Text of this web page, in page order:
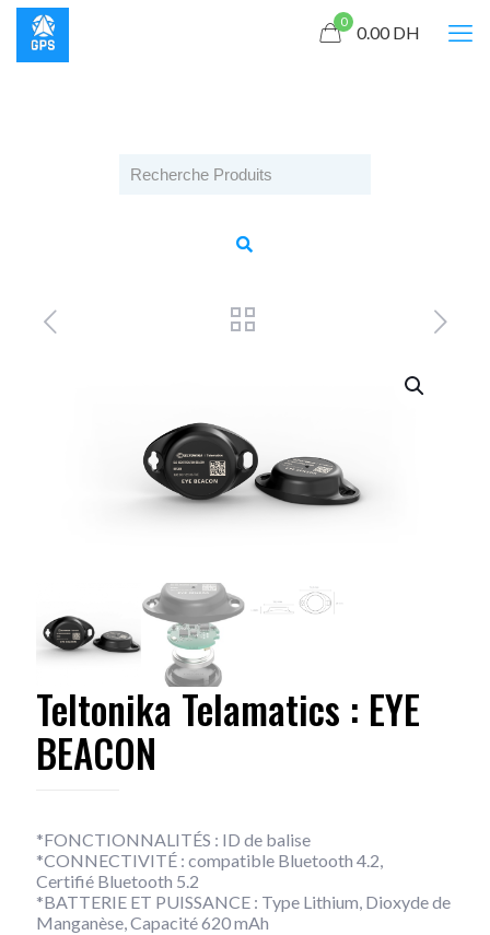
0
0.00DH
Teltonika Telamatics : EYE
BEACON
*FONCTIONNALITÉS : ID de balise
*CONNECTIVITÉ : compatible Bluetooth 4.2,
Certifié Bluetooth 5.2
*BATTERIE ET PUISSANCE : Type Lithium, Dioxyde de
Manganèse, Capacité 620 mAh